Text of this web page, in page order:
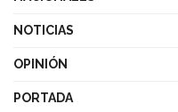
NOTICIAS
OPINIÓN
PORTADA